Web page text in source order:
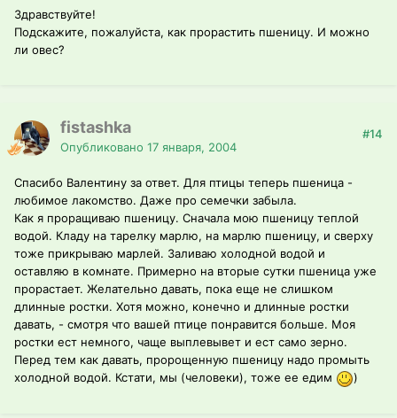
Здравствуйте!
Подскажите, пожалуйста, как прорастить пшеницу. И можно
ли овес?
fistashka
Опубликовано 17 января, 2004
#14
Спасибо Валентину за ответ. Для птицы теперь пшеница -
любимое лакомство. Даже про семечки забыла.
Как я проращиваю пшеницу. Сначала мою пшеницу теплой
водой. Кладу на тарелку марлю, на марлю пшеницу, и сверху
тоже прикрываю марлей. Заливаю холодной водой и
оставляю в комнате. Примерно на вторые сутки пшеница уже
прорастает. Желательно давать, пока еще не слишком
длинные ростки. Хотя можно, конечно и длинные ростки
давать, - смотря что вашей птице понравится больше. Моя
ростки ест немного, чаще выплевывет и ест само зерно.
Перед тем как давать, пророщенную пшеницу надо промыть
холодной водой. Кстати, мы (человеки), тоже ее едим
)